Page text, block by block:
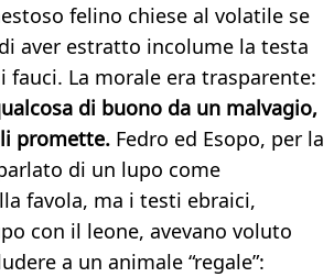
felino chiese al volatile se
aver estratto incolume la testa
fauci. La morale era trasparente:
di buono da un malvagio,
promette. Fedro ed Esopo, per la
di un lupo come
favola, ma i testi ebraici,
con il leone, avevano voluto
a un animale “regale”: